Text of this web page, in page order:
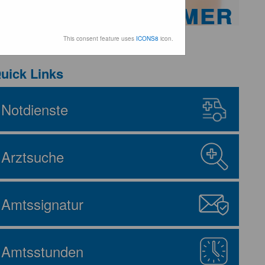
This consent feature uses ICONS8 icon.
Ärztekammer
Links
Notdienste
Arztsuche
Amtssignatur
Amtsstunden